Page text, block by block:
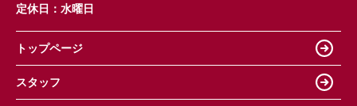
定休日： 水曜日
トップページ
スタッフ